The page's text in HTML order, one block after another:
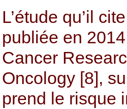
L’étude qu’il
publiée en
Cancer
Oncology [8],
prend le risque